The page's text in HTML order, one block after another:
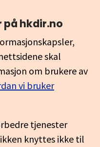
hkdir.no
skal
om brukere av
vi bruker
tjenester
knyttes ikke til